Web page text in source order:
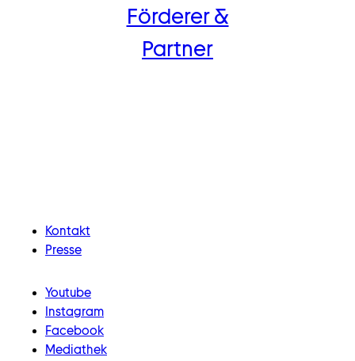
Förderer &
Partner
Kontakt
Presse
Youtube
Instagram
Facebook
Mediathek